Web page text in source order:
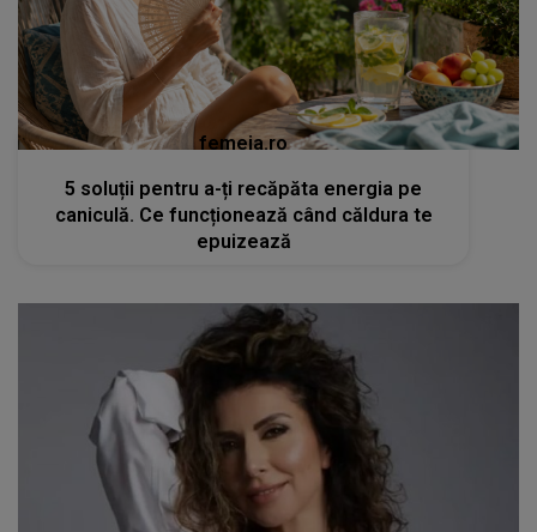
femeia.ro
5 soluții pentru a-ți recăpăta energia pe
caniculă. Ce funcționează când căldura te
epuizează